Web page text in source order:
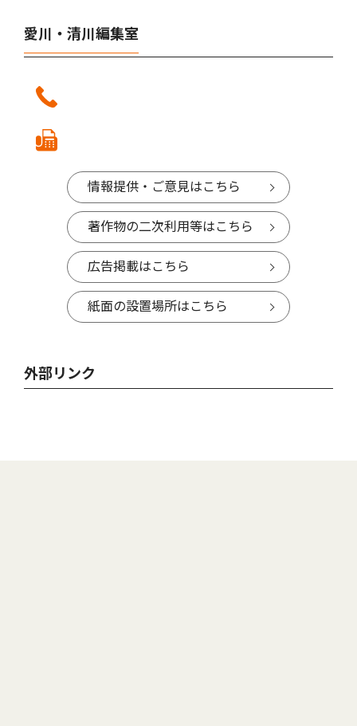
愛川・清川編集室
情報提供・ご意見はこちら
著作物の二次利用等はこちら
広告掲載はこちら
紙面の設置場所はこちら
外部リンク